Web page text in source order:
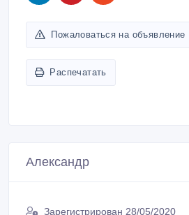
Пожаловаться на объявление
Распечатать
Александр
Зарегистрирован 28/05/2020